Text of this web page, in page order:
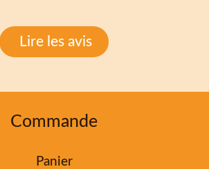
Lire les avis
Commande
Panier